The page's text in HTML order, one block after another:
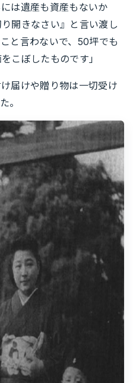
は遺産も資産もないか
開きなさい』と言い渡し
と言わないで、50坪でも
こぼしたものです」
届けや贈り物は一切受け
。